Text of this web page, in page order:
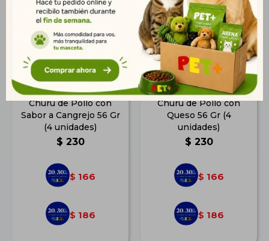
Churu de Pollo con
Sabor a Cangrejo 56 Gr
(4 unidades)
$ 230
$ 166
$ 186
Churu de Pollo con
Queso 56 Gr (4
unidades)
$ 230
$ 166
$ 186